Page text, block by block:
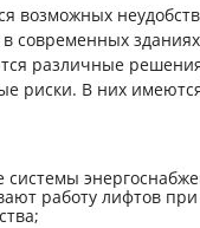
возможных
современных зданиях
различные
риски. В них
системы
работу лифтов